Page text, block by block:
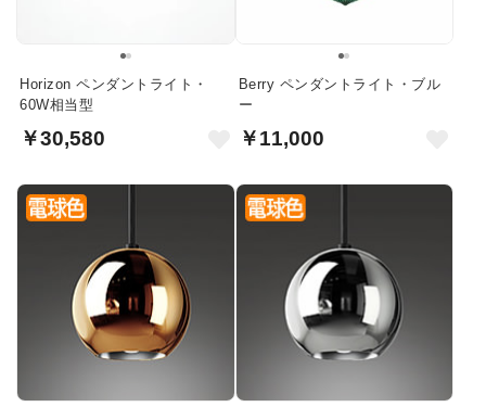
Horizon ペンダントライト・
60W相当型
￥30,580
Berry ペンダントライト・ブル
ー
￥11,000